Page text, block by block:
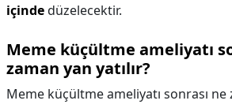
içindedüzelecektir.
Meme küçültme ameliyatı
zaman yan yatılır?
Meme küçültme ameliyatı sonrası ne